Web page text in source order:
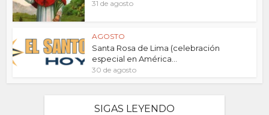
31 de agosto
AGOSTO
Santa Rosa de Lima (celebración
especial en América...
30 de agosto
SIGAS LEYENDO